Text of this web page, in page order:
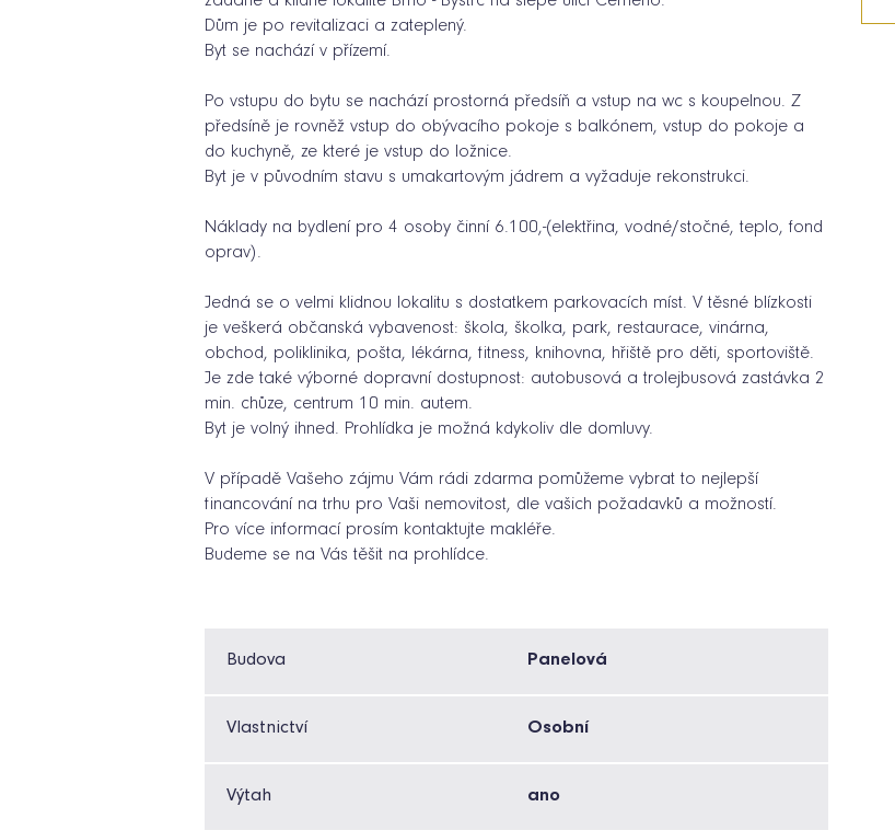
Dům je po revitalizaci a zateplený.
Byt se nachází v přízemí.
Po vstupu do bytu se nachází prostorná předsíň a vstup na wc s koupelnou. Z
předsíně je rovněž vstup do obývacího pokoje s balkónem, vstup do pokoje a
do kuchyně, ze které je vstup do ložnice.
Byt je v původním stavu s umakartovým jádrem a vyžaduje rekonstrukci.
Náklady na bydlení pro 4 osoby činní 6.100,-(elektřina, vodné/stočné, teplo, fond
oprav).
Jedná se o velmi klidnou lokalitu s dostatkem parkovacích míst. V těsné blízkosti
je veškerá občanská vybavenost: škola, školka, park, restaurace, vinárna,
obchod, poliklinika, pošta, lékárna, fitness, knihovna, hřiště pro děti, sportoviště.
Je zde také výborné dopravní dostupnost: autobusová a trolejbusová zastávka 2
min. chůze, centrum 10 min. autem.
Byt je volný ihned. Prohlídka je možná kdykoliv dle domluvy.
V případě Vašeho zájmu Vám rádi zdarma pomůžeme vybrat to nejlepší
financování na trhu pro Vaši nemovitost, dle vašich požadavků a možností.
Pro více informací prosím kontaktujte makléře.
Budeme se na Vás těšit na prohlídce.
Budova Panelová
Vlastnictví Osobní
Výtah ano